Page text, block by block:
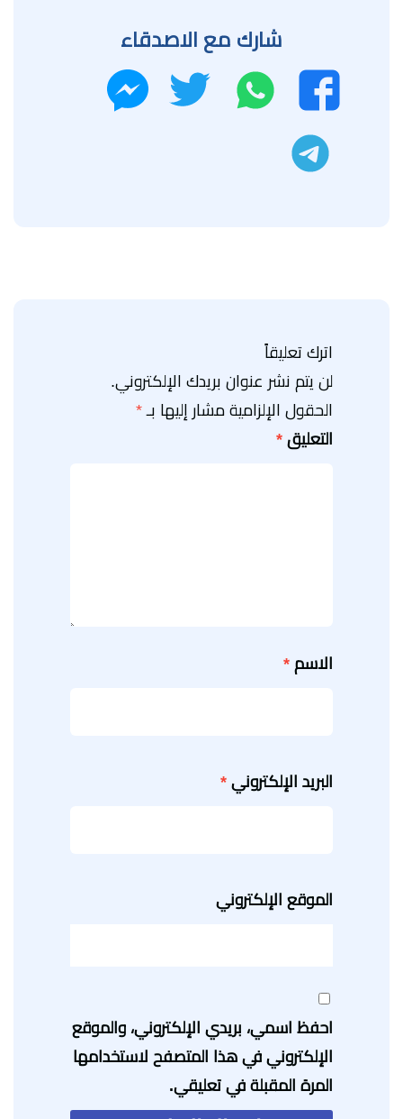
شارك مع الاصدقاء
فيسبوك
واتساب تويتر
اترك تعليقاً
لن يتم نشر عنوان بريدك الإلكتروني.
الحقول الإلزامية مشار إليها بـ *
التعليق *
الاسم *
البريد الإلكتروني *
الموقع الإلكتروني
احفظ اسمي، بريدي الإلكتروني، والموقع
الإلكتروني في هذا المتصفح لاستخدامها
المرة المقبلة في تعليقي.